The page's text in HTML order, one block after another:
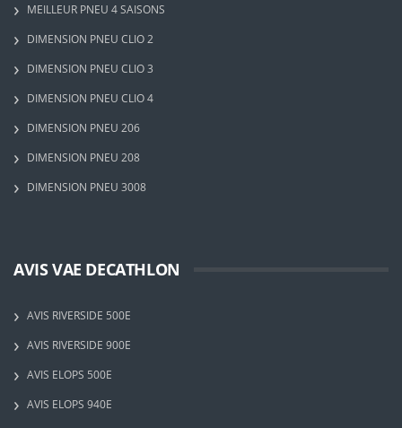
MEILLEUR PNEU 4 SAISONS
DIMENSION PNEU CLIO 2
DIMENSION PNEU CLIO 3
DIMENSION PNEU CLIO 4
DIMENSION PNEU 206
DIMENSION PNEU 208
DIMENSION PNEU 3008
AVIS VAE DECATHLON
AVIS RIVERSIDE 500E
AVIS RIVERSIDE 900E
AVIS ELOPS 500E
AVIS ELOPS 940E